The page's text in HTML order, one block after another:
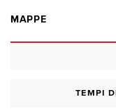
MAPPE
TEMPI